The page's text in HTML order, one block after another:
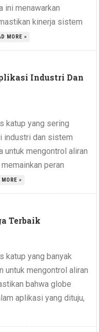
ini menawarkan
kinerja sistem
MORE »
Industri Dan
katup yang sering
industri dan sistem
untuk mengontrol aliran
peran
MORE »
Terbaik
katup yang banyak
untuk mengontrol aliran
bahwa globe
aplikasi yang dituju,